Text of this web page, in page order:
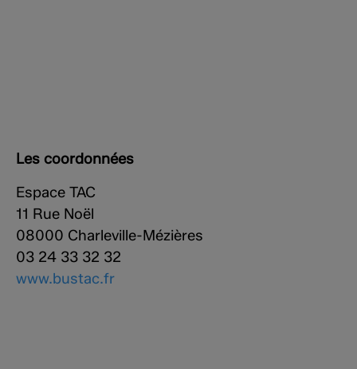
Les coordonnées
Espace TAC
11 Rue Noël
08000 Charleville-Mézières
03 24 33 32 32
www.bustac.fr